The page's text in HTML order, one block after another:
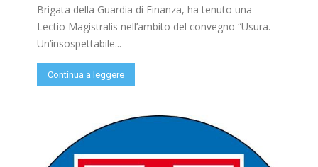
Brigata della Guardia di Finanza, ha tenuto una
Lectio Magistralis nell’ambito del convegno “Usura.
Un’insospettabile...
Continua a leggere